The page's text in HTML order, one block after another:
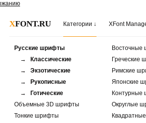
XFONT.RU Категории ↓ XFont
Русские шрифты
→ Классические
→ Экзотические
→ Рукописные
→ Готические
Объемные 3D шрифты
Тонкие шрифты
Греческие
Римские
Японские
Округлые